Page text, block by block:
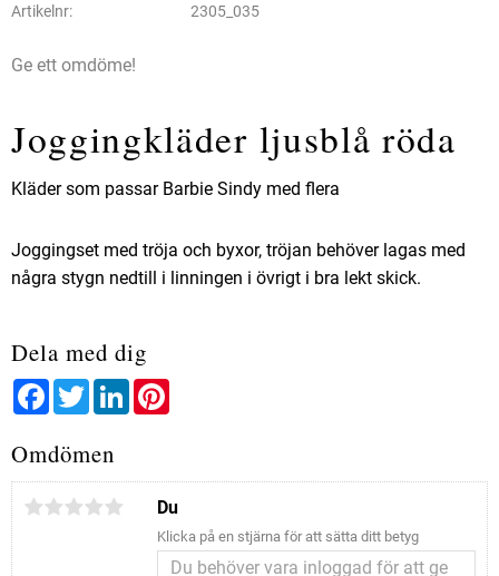
Artikelnr
2305_035
Ge ett omdöme!
Joggingkläder ljusblå röda
Kläder som passar Barbie Sindy med flera
Joggingset med tröja och byxor, tröjan behöver lagas med
några stygn nedtill i linningen i övrigt i bra lekt skick.
Dela med dig
FacebookTwitterLinkedIn
Omdömen
Du
Klicka på en stjärna för att sätta ditt betyg